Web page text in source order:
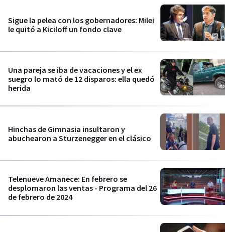
Sigue la pelea con los gobernadores: Milei
le quitó a Kiciloff un fondo clave
Una pareja se iba de vacaciones y el ex
suegro lo mató de 12 disparos: ella quedó
herida
Hinchas de Gimnasia insultaron y
abuchearon a Sturzenegger en el clásico
Telenueve Amanece: En febrero se
desplomaron las ventas - Programa del 26
de febrero de 2024